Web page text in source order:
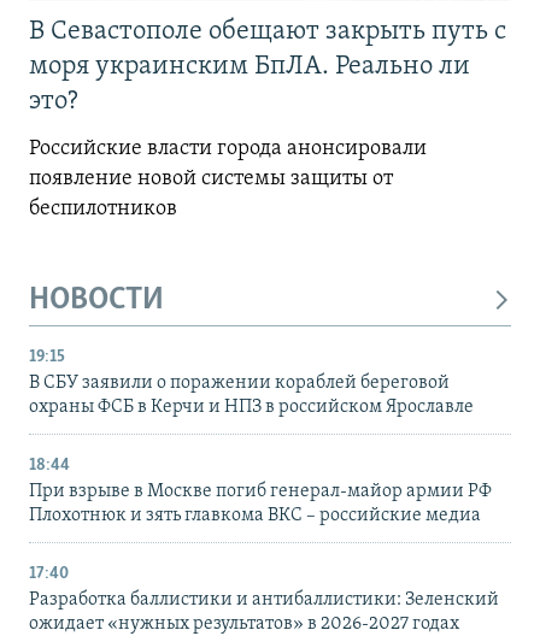
В Севастополе обещают закрыть путь с
моря украинским БпЛА. Реально ли
это?
Российские власти города анонсировали
появление новой системы защиты от
беспилотников
НОВОСТИ
19:15
В СБУ заявили о поражении кораблей береговой
охраны ФСБ в Керчи и НПЗ в российском Ярославле
18:44
При взрыве в Москве погиб генерал-майор армии РФ
Плохотнюк и зять главкома ВКС – российские медиа
17:40
Разработка баллистики и антибаллистики: Зеленский
ожидает «нужных результатов» в 2026-2027 годах